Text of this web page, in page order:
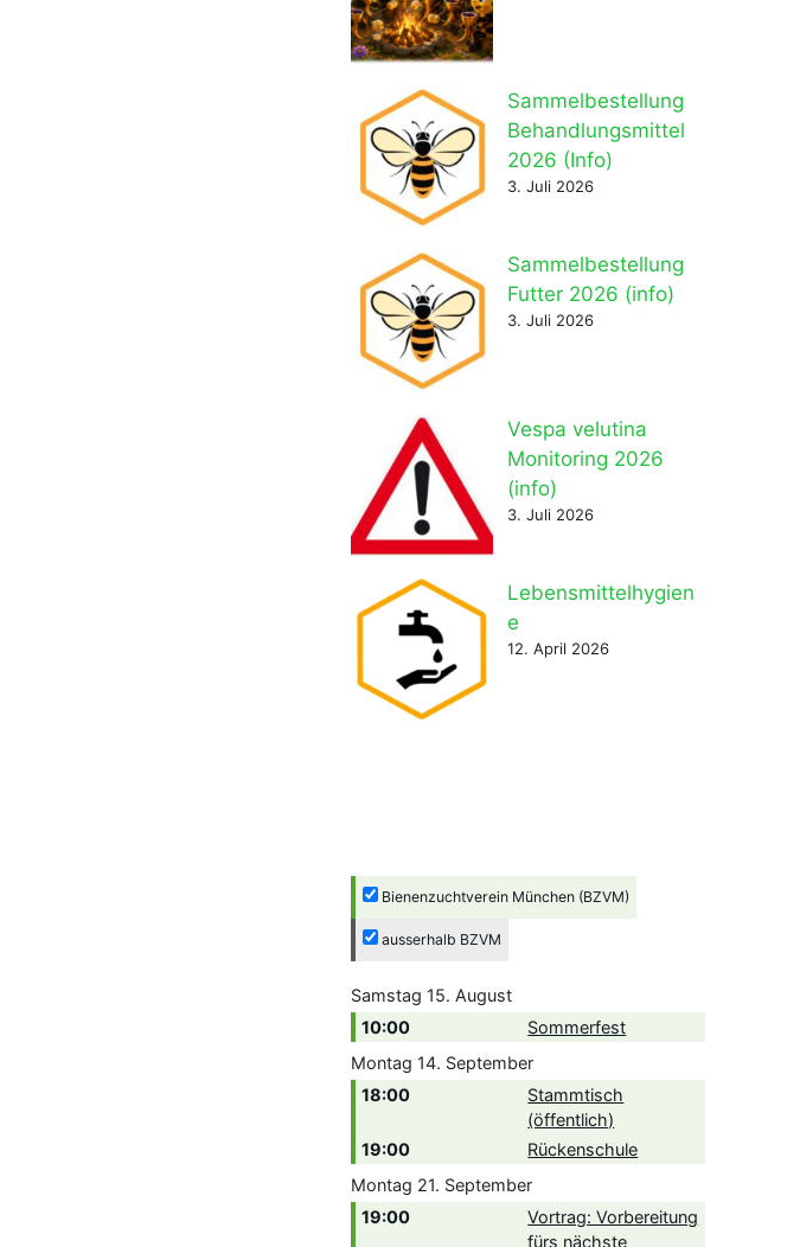
Sammelbestellung
Behandlungsmittel
2026 (Info)
3. Juli 2026
Sammelbestellung
Futter 2026 (info)
3. Juli 2026
Vespa velutina
Monitoring 2026
(info)
3. Juli 2026
Lebensmittelhygien
e
12. April 2026
Bienenzuchtverein München (BZVM)
ausserhalb BZVM
Samstag 15. August
10:00
Sommerfest
Montag 14. September
18:00
Stammtisch
(öffentlich)
19:00
Rückenschule
Montag 21. September
19:00
Vortrag: Vorbereitung
fürs nächste